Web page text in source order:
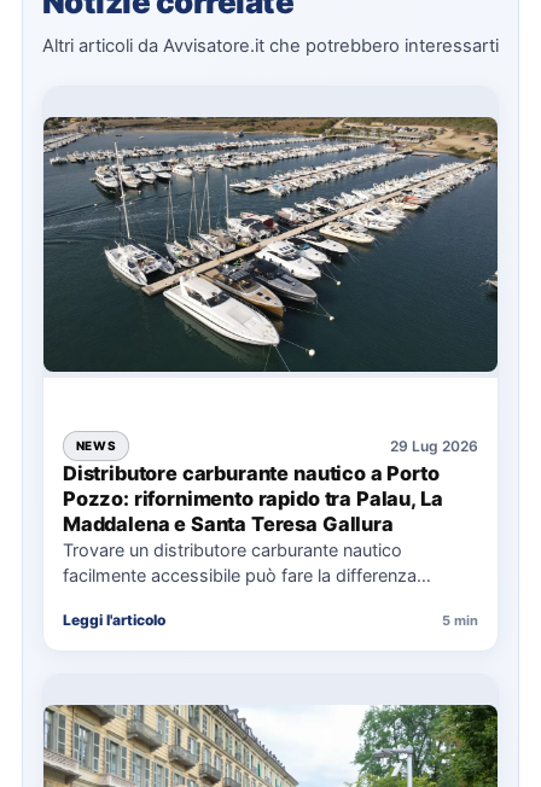
Altri articoli da Avvisatore.it che potrebbero interessarti
NEWS 29 Lug 2026
Distributore carburante nautico a Porto
Pozzo: rifornimento rapido tra Palau, La
Maddalena e Santa Teresa Gallura
Trovare un distributore carburante nautico
facilmente accessibile può fare la differenza
soprattutto…
Leggi l'articolo 5 min